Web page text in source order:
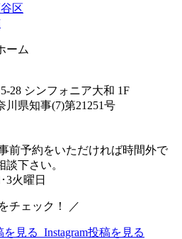
区
ーム
28 シンフォニア大和 1F
県知事(7)第21251号
前予約をいただければ時間外で
下さい。
3火曜日
チェック！ ／
を見る Instagram投稿を見る